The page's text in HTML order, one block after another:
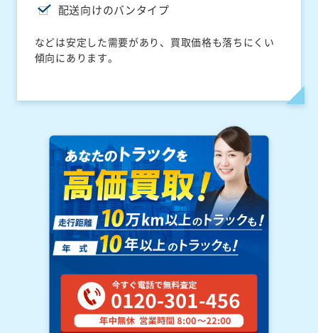
配送向けのバンタイプ
などは安定した需要があり、買取価格も落ちにくい
傾向にあります。